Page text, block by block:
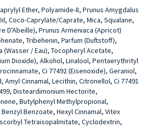
Ether, Polyamide-8, Prunus Amygdalus
Coco-Caprylate/Caprate, Mica, Squalane,
D'Abeille), Prunus Armeniaca (Apricot)
Tribehenin, Parfum (Duftstoff),
(Wasser / Eau), Tocopheryl Acetate,
Dioxide), Alkohol, Linalool, Pentaerythrityl
Ci 77492 (Eisenoxide), Geraniol,
Cinnamal, Lecithin, Citronellol, Ci 77491
Disteardimonium Hectorite,
Butylphenyl Methylpropional,
Benzoate, Hexyl Cinnamal, Vitex
Tetraisopalmitate, Cyclodextrin,